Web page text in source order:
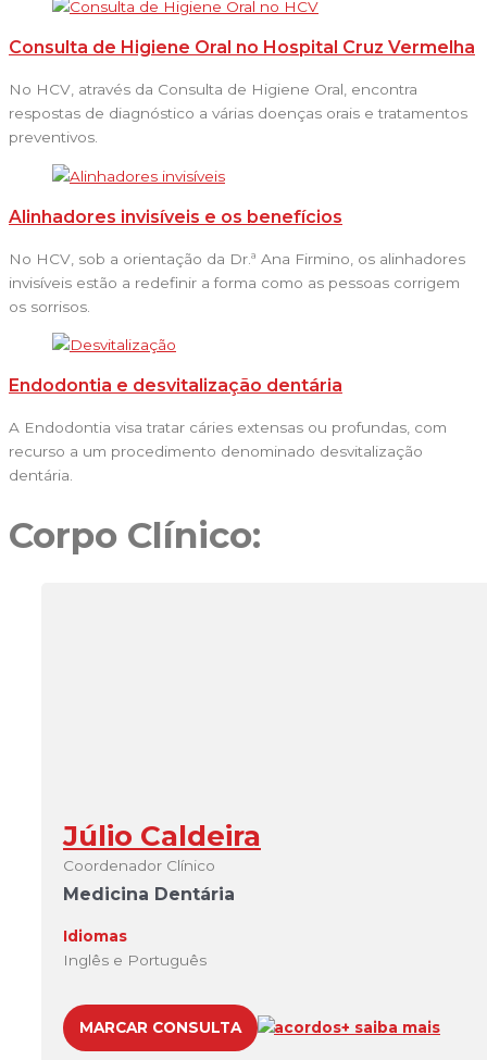
Consulta de Higiene Oral no Hospital Cruz Vermelha
No HCV, através da Consulta de Higiene Oral, encontra
respostas de diagnóstico a várias doenças orais e tratamentos
preventivos.
Alinhadores invisíveis e os benefícios
No HCV, sob a orientação da Dr.ª Ana Firmino, os alinhadores
invisíveis estão a redefinir a forma como as pessoas corrigem
os sorrisos.
Endodontia e desvitalização dentária
A Endodontia visa tratar cáries extensas ou profundas, com
recurso a um procedimento denominado desvitalização
dentária.
Corpo Clínico:
Júlio Caldeira
Coordenador Clínico
Medicina Dentária
Idiomas
Inglês e Português
MARCAR CONSULTA acordos+ saiba mais